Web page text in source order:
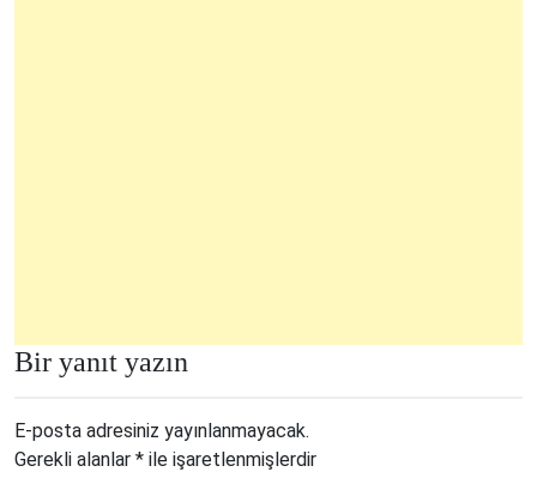
Bir yanıt yazın
E-posta adresiniz yayınlanmayacak.
Gerekli alanlar * ile işaretlenmişlerdir